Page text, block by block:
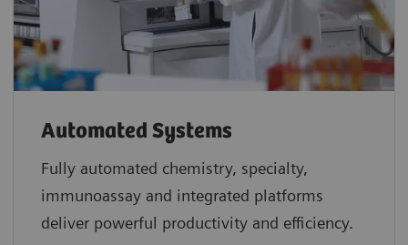
Automated Systems
Fully automated chemistry, specialty,
immunoassay and integrated platforms
deliver powerful productivity and efficiency.